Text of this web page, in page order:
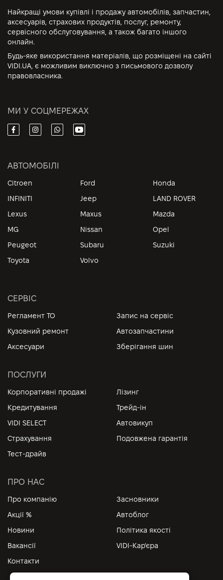
Найкращі умови купівлі і продажу автомобілів, запчастин,
аксесуарів, страхових продуктів, послуг, ремонту,
сервісного обслуговування, а також багато іншого
онлайн.
Будь-яке використання матеріалів, що розміщені на сайті
VIDI.UA, є можливим виключно з письмового дозволу
правовласника.
МИ У СОЦМЕРЕЖАХ
АВТОМОБІЛІ
Citroen Ford
Honda
INFINITI
Jeep
LAND ROVER
Lexus
Maxus
Mazda
MG
Nissan
Opel
Peugeot
Subaru
Suzuki
Toyota
Volvo
СЕРВІС
Регламент ТО
Запис на сервіс
Кузовний ремонт
Автозапчастини
Аксесуари
Зберігання шин
ПОСЛУГИ
Корпоративні продажі
Лізинг
Кредитування
Трейд-ін
VIDI SELECT
Автовикуп
Страхування
Подовжена гарантія
Тест-драйв
ПРО НАС
Про компанію
Засновники
Акції %
Автоблог
Новини
Політика якості
Вакансії
VIDI-Кар'єра
Контакти